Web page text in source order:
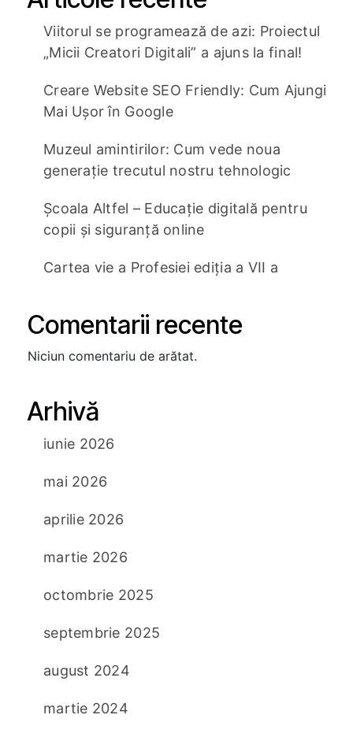
Viitorul se programează de azi: Proiectul
„Micii Creatori Digitali” a ajuns la final!
Creare Website SEO Friendly: Cum Ajungi
Mai Ușor în Google
Muzeul amintirilor: Cum vede noua
generație trecutul nostru tehnologic
Școala Altfel – Educație digitală pentru
copii și siguranță online
Cartea vie a Profesiei ediția a VII a
Comentarii recente
Niciun comentariu de arătat.
Arhivă
iunie 2026
mai 2026
aprilie 2026
martie 2026
octombrie 2025
septembrie 2025
august 2024
martie 2024